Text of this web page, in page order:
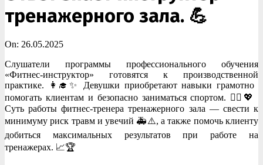
тренажерного зала. 💪
On: 26.05.2025
Слушатели программы профессионального обучения
«Фитнес-инструктор» готовятся к производственной
практике. 👩‍🎓✨ Девушки приобретают навыки грамотно
помогать клиентам и безопасно заниматься спортом. 🏃‍♀️💖
Суть работы фитнес-тренера тренажерного зала — свести к
минимуму риск травм и увечий 🚑⚠️, а также помочь клиенту
добиться максимальных результатов при работе на
тренажерах. 📈🏆